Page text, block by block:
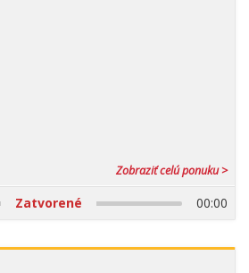
Zobraziť celú ponuku >
Zatvorené 00:00